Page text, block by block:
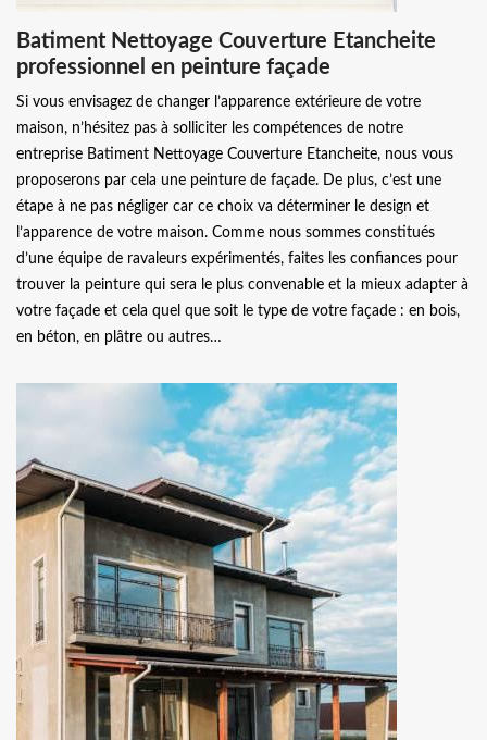
Batiment Nettoyage Couverture Etancheite
professionnel en peinture façade
Si vous envisagez de changer l’apparence extérieure de votre
maison, n’hésitez pas à solliciter les compétences de notre
entreprise Batiment Nettoyage Couverture Etancheite, nous vous
proposerons par cela une peinture de façade. De plus, c’est une
étape à ne pas négliger car ce choix va déterminer le design et
l’apparence de votre maison. Comme nous sommes constitués
d’une équipe de ravaleurs expérimentés, faites les confiances pour
trouver la peinture qui sera le plus convenable et la mieux adapter à
votre façade et cela quel que soit le type de votre façade : en bois,
en béton, en plâtre ou autres…